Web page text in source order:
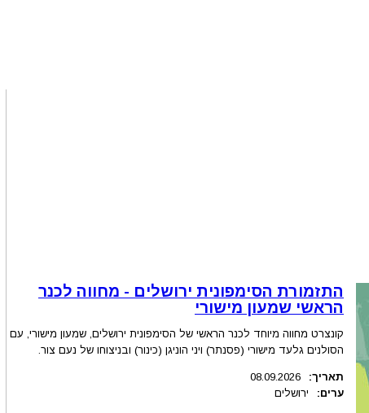
התזמורת הסימפונית ירושלים - מחווה לכנר
הראשי שמעון מישורי
קונצרט מחווה מיוחד לכנר הראשי של הסימפונית ירושלים, שמעון מישורי, עם
הסולנים גלעד מישורי (פסנתר) ויני הוניגן (כינור) ובניצוחו של נעם צור.
תאריך:
08.09.2026
ערים:
ירושלים